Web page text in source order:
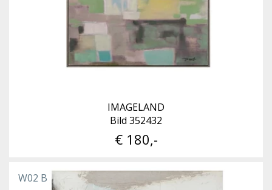
IMAGELAND
Bild 352432
€ 180,-
W02 B